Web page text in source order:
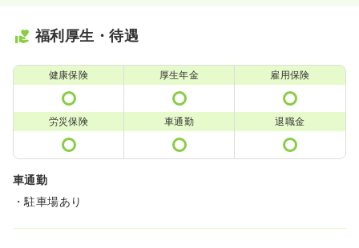
福利厚生・待遇
健康保険 厚生年金 雇用保険
労災保険 車通勤 退職金
車通勤
・駐車場あり